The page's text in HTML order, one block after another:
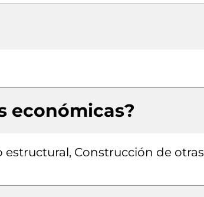
económicas?
Construcción de otras